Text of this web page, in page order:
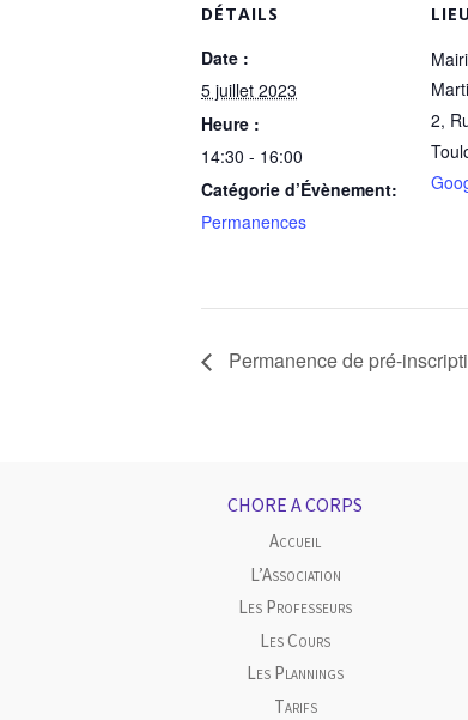
DÉTAILS
Date :
5 juillet 2023
Heure :
14:30 - 16:00
Catégorie d’Évènement:
Permanences
2,
Permanence de pré-
CHORE A CORPS
Accueil
L’Association
Les Professeurs
Les Cours
Les Plannings
Tarifs